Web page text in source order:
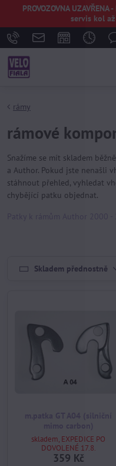
PROVOZOVNA
servis kol
rámy
rámové
Snažíme se mít skladem
a Author. Pokud jste nenašli
stáhnout přehled, vyhledat
chybějící patku objednat.
Skladem přednostně
skladem, EXPEDICE PO
DOVOLENÉ 17.8.
359 Kč